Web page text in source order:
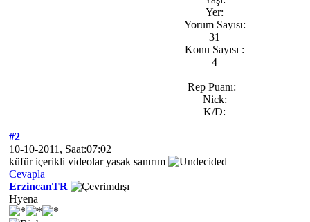
Yer:
Yorum Sayısı:
31
Konu Sayısı :
4
Rep Puanı:
Nick:
K/D:
#2
10-10-2011, Saat:07:02
küfür içerikli videolar yasak sanırım
Cevapla
ErzincanTR
Hyena